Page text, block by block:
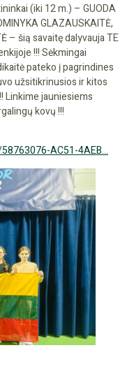
(iki 12 m.) – GUODA
GLAZAUSKAITĖ,
– šią savaitę dalyvauja TE
!!! Sėkmingai
pateko į pagrindines
užsitikrinusios ir kitos
Linkime jauniesiems
kovų !!!
AC51-4AEB…